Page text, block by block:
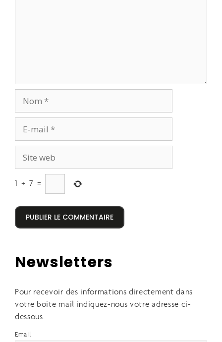
1 + 7 =
Newsletters
Pour recevoir des informations directement dans
votre boite mail indiquez-nous votre adresse ci-
dessous.
Email